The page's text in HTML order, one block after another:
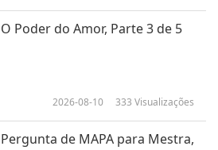
O Poder do Amor, Parte 3 de 5
2026-08-10 333 Visualizações
Pergunta de MAPA para Mestra,